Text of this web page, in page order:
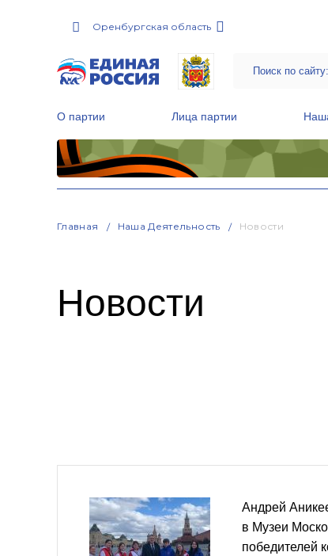
Оренбургская область
О партии Лица партии
Главная Наша Деятельность Новости
Новости
Андрей
в Музеи
победителей